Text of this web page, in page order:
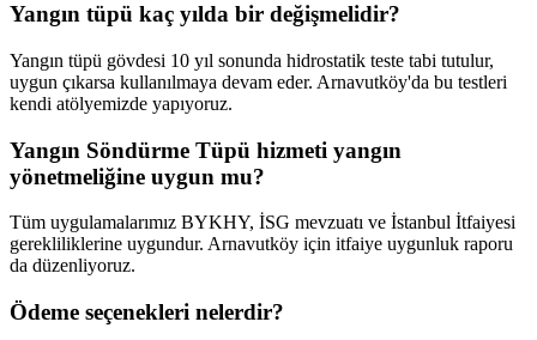
Yangın tüpü kaç yılda bir değişmelidir?
Yangın tüpü gövdesi 10 yıl sonunda hidrostatik teste tabi tutulur,
uygun çıkarsa kullanılmaya devam eder. Arnavutköy'da bu testleri
kendi atölyemizde yapıyoruz.
Yangın Söndürme Tüpü hizmeti yangın
yönetmeliğine uygun mu?
Tüm uygulamalarımız BYKHY, İSG mevzuatı ve İstanbul İtfaiyesi
gerekliliklerine uygundur. Arnavutköy için itfaiye uygunluk raporu
da düzenliyoruz.
Ödeme seçenekleri nelerdir?